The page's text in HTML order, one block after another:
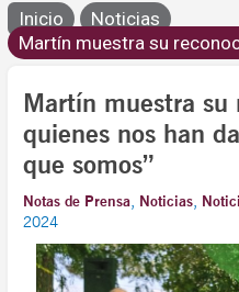
Inicio
Noticias
Martín muestra su
Martín muestra su
quienes nos han
que somos”
Notas de Prensa, Noticias,
2024